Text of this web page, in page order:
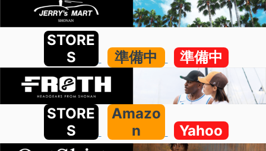
STORE
S
準備中 準備中
STORE
S
Amazo
n
Yahoo